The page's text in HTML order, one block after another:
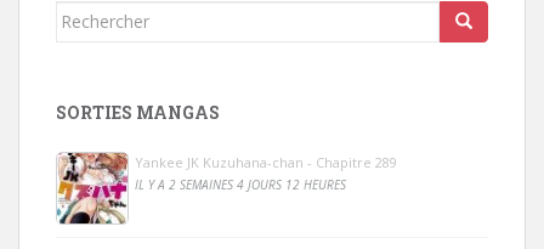
Rechercher...
SORTIES MANGAS
Yankee JK Kuzuhana-chan - Chapitre 289
IL Y A 2 SEMAINES 4 JOURS 12 HEURES